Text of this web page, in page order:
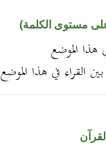
مستوى الكلمة)
هذا الموضع
القراء في هذا الموضع